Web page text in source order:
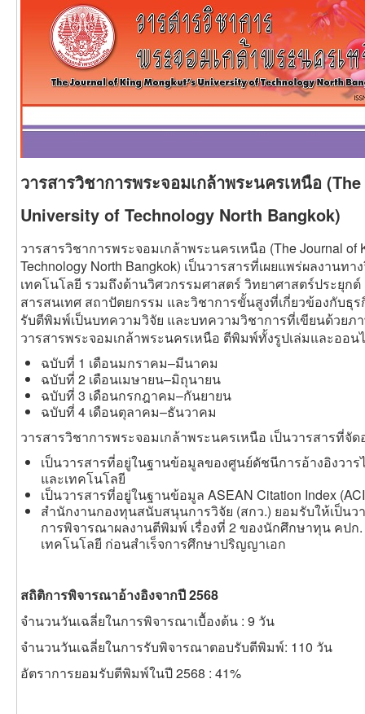
วารสารวิชาการพระจอมเกล้าพระนครเหนือ
University of Technology North Bangkok)
วารสารวิชาการพระจอมเกล้าพระนครเหนือ (The Journal of
Technology North Bangkok) เป็นวารสารที่เผยแพร่ผลงานท
เทคโนโลยี รวมถึงด้านวิศวกรรมศาสตร์ วิทยาศาสตร์ประยุก
สารสนเทศ สถาปัตยกรรม และวิชาการขั้นสูงที่เกี่ยวข้องกับธุ
รับตีพิมพ์เป็นบทความวิจัย และบทความวิชาการที่เขียนด้วยภ
วารสารพระจอมเกล้าพระนครเหนือ ตีพิมพ์ทั้งรูปเล่มและออ
ฉบับที่ 1 เดือนมกราคม–มีนาคม
ฉบับที่ 2 เดือนเมษายน–มิถุนายน
ฉบับที่ 3 เดือนกรกฎาคม–กันยายน
ฉบับที่ 4 เดือนตุลาคม–ธันวาคม
วารสารวิชาการพระจอมเกล้าพระนครเหนือ เป็นวารสารที่จั
เป็นวารสารที่อยู่ในฐานข้อมูลของศูนย์ดัชนีการอ้างอิงวา
และเทคโนโลยี
เป็นวารสารที่อยู่ในฐานข้อมูล ASEAN Citation Index
สำนักงานกองทุนสนับสนุนการวิจัย (สกว.) ยอมรับให้เป็น
การพิจารณาผลงานตีพิมพ์ เรื่องที่ 2 ของนักศึกษาทุน คป
เทคโนโลยี ก่อนสำเร็จการศึกษาปริญญาเอก
สถิติการพิจารณาอ้างอิงจากปี 2568
จำนวนวันเฉลี่ยในการพิจารณาเบื้องต้น : 9 วัน
จำนวนวันเฉลี่ยในการรับพิจารณาตอบรับตีพิมพ์: 110 วัน
อัตราการยอมรับตีพิมพ์ในปี 2568 : 41%